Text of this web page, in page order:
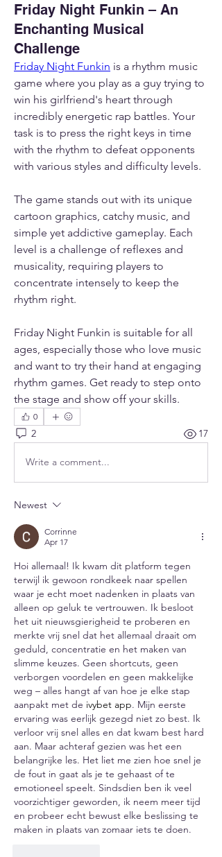
Friday Night Funkin – An
Enchanting Musical
Challenge
Friday Night Funkin is a rhythm music
game where you play as a guy trying to
win his girlfriend's heart through
incredibly energetic rap battles. Your
task is to press the right keys in time
with the rhythm to defeat opponents
with various styles and difficulty levels.
The game stands out with its unique
cartoon graphics, catchy music, and
simple yet addictive gameplay. Each
level is a challenge of reflexes and
musicality, requiring players to
concentrate intensely to keep the
rhythm right.
Friday Night Funkin is suitable for all
ages, especially those who love music
and want to try their hand at engaging
rhythm games. Get ready to step onto
the stage and show off your skills.
0
2 17
Write a comment...
Newest
Corrinne
Apr 17
Hoi allemaal! Ik kwam dit platform tegen
terwijl ik gewoon rondkeek naar spellen
waar je echt moet nadenken in plaats van
alleen op geluk te vertrouwen. Ik besloot
het uit nieuwsgierigheid te proberen en
merkte vrij snel dat het allemaal draait om
geduld, concentratie en het maken van
slimme keuzes. Geen shortcuts, geen
verborgen voordelen en geen makkelijke
weg – alles hangt af van hoe je elke stap
aanpakt met de ivybet app. Mijn eerste
ervaring was eerlijk gezegd niet zo best. Ik
verloor vrij snel alles en dat kwam best hard
aan. Maar achteraf gezien was het een
belangrijke les. Het liet me zien hoe snel je
de fout in gaat als je te gehaast of te
emotioneel speelt. Sindsdien ben ik veel
voorzichtiger geworden, ik neem meer tijd
en probeer echt bewust elke beslissing te
maken in plaats van zomaar iets te doen.